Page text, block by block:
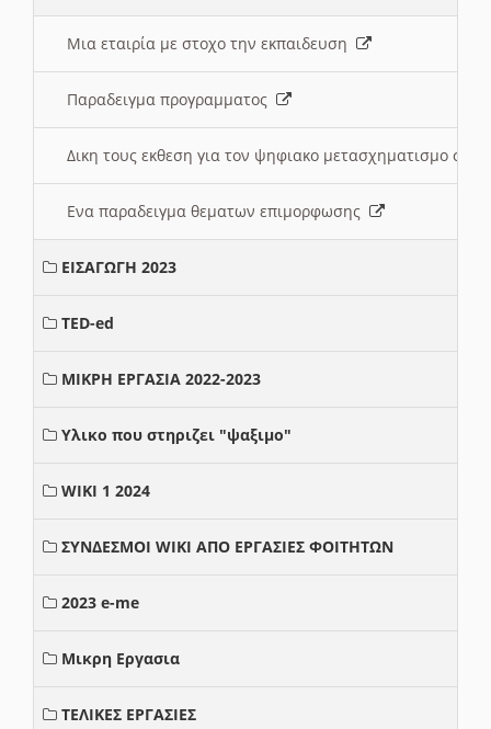
Μια εταιρία με στοχο την εκπαιδευση
Παραδειγμα προγραμματος
Δικη τους εκθεση για τον ψηφιακο μετασχηματισμο
Ενα παραδειγμα θεματων επιμορφωσης
ΕΙΣΑΓΩΓΗ 2023
TED-ed
ΜΙΚΡΗ ΕΡΓΑΣΙΑ 2022-2023
Υλικο που στηριζει "ψαξιμο"
WIKI 1 2024
ΣΥΝΔΕΣΜΟΙ WIKI ΑΠΟ ΕΡΓΑΣΙΕΣ ΦΟΙΤΗΤΩΝ
2023 e-me
Μικρη Εργασια
ΤΕΛΙΚΕΣ ΕΡΓΑΣΙΕΣ